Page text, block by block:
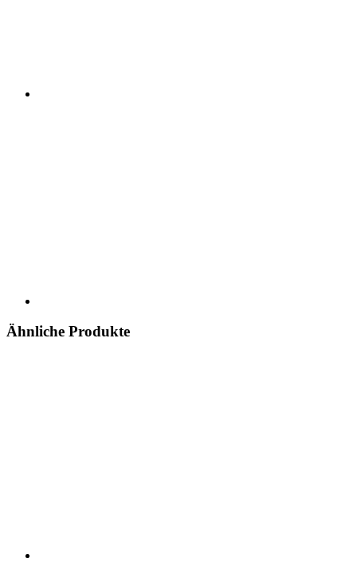
Ähnliche Produkte